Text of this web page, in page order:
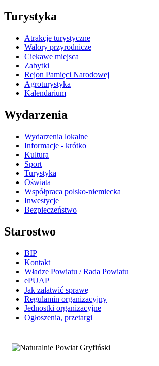
Turystyka
Atrakcje turystyczne
Walory przyrodnicze
Ciekawe miejsca
Zabytki
Rejon Pamięci Narodowej
Agroturystyka
Kalendarium
Wydarzenia
Wydarzenia lokalne
Informacje - krótko
Kultura
Sport
Turystyka
Oświata
Współpraca polsko-niemiecka
Inwestycje
Bezpieczeństwo
Starostwo
BIP
Kontakt
Władze Powiatu / Rada Powiatu
ePUAP
Jak załatwić sprawę
Regulamin organizacyjny
Jednostki organizacyjne
Ogłoszenia, przetargi